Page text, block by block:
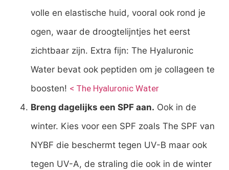
volle en elastische huid, vooral ook rond je
ogen, waar de droogtelijntjes het eerst
zichtbaar zijn. Extra fijn: The Hyaluronic
Water bevat ook peptiden om je collageen te
boosten! < The Hyaluronic Water
Breng dagelijks een SPF aan. Ook in de
winter. Kies voor een SPF zoals The SPF van
NYBF die beschermt tegen UV-B maar ook
tegen UV-A, de straling die ook in de winter